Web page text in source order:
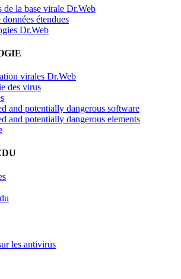
de la base virale Dr.Web
données étendues
Dr.Web
virales Dr.Web
des virus
and potentially dangerous software
and potentially dangerous elements
les antivirus